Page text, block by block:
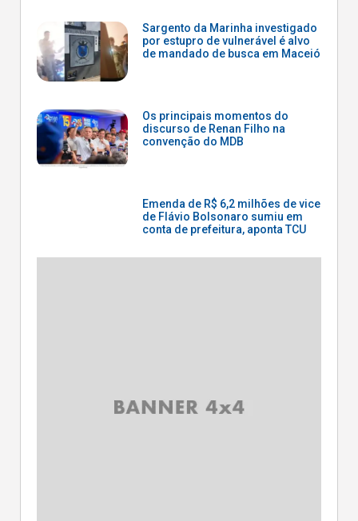
Sargento da Marinha investigado
por estupro de vulnerável é alvo
de mandado de busca em Maceió
Os principais momentos do
discurso de Renan Filho na
convenção do MDB
Emenda de R$ 6,2 milhões de vice
de Flávio Bolsonaro sumiu em
conta de prefeitura, aponta TCU